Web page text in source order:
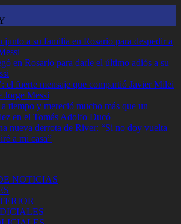
junto a su familia en Rosario para despedir a
en Rosario para darle el último adiós a su
el fuerte mensaje que compartió Javier Milei
Jorge Messi
tiempo y mereció mucho más que un
en el Tomás Adolfo Ducó
nueva derrota de River: “Si no doy vuelta
a mi casa”
NOTICIAS